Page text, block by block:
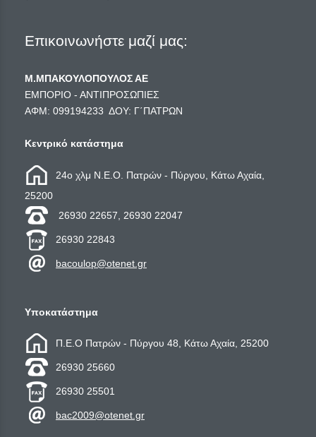
Επικοινωνήστε μαζί μας:
Μ.ΜΠΑΚΟΥΛΟΠΟΥΛΟΣ ΑΕ
ΕΜΠΟΡΙΟ - ΑΝΤΙΠΡΟΣΩΠΙΕΣ
ΑΦΜ: 099194233 ΔΟΥ: Γ΄ΠΑΤΡΩΝ
Κεντρικό κατάστημα
24ο χλμ Ν.Ε.Ο. Πατρών - Πύργου, Κάτω Αχαία,
25200
26930 22657, 26930 22047
26930 22843
bacoulop@otenet.gr
Υποκατάστημα
Π.Ε.Ο Πατρών - Πύργου 48, Κάτω Αχαία, 25200
26930 25660
26930 25501
bac2009@otenet.gr